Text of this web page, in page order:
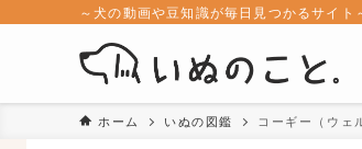
～犬の動画や豆知識が毎日見つかるサイト
ホーム いぬの図鑑 コーギー（ウェ